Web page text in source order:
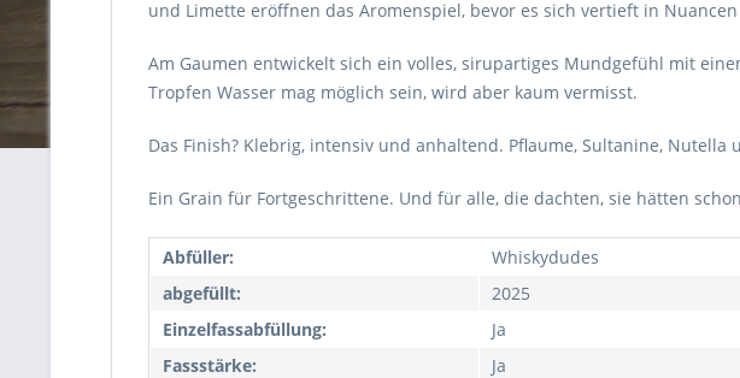
und Limette eröffnen das Aromenspiel, bevor es sich vertieft in
Am Gaumen entwickelt sich ein volles, sirupartiges Mundgefühl mit
Tropfen Wasser mag möglich sein, wird aber kaum vermisst.
Das Finish? Klebrig, intensiv und anhaltend. Pflaume, Sultanine,
Ein Grain für Fortgeschrittene. Und für alle, die dachten, sie hätten
Abfüller:
Whiskydudes
abgefüllt:
2025
Einzelfassabfüllung:
Ja
Fassstärke:
Ja